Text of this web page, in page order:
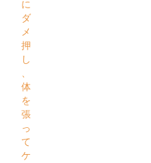
に
ダ
メ
押
し
、
体
を
張
っ
て
ケ